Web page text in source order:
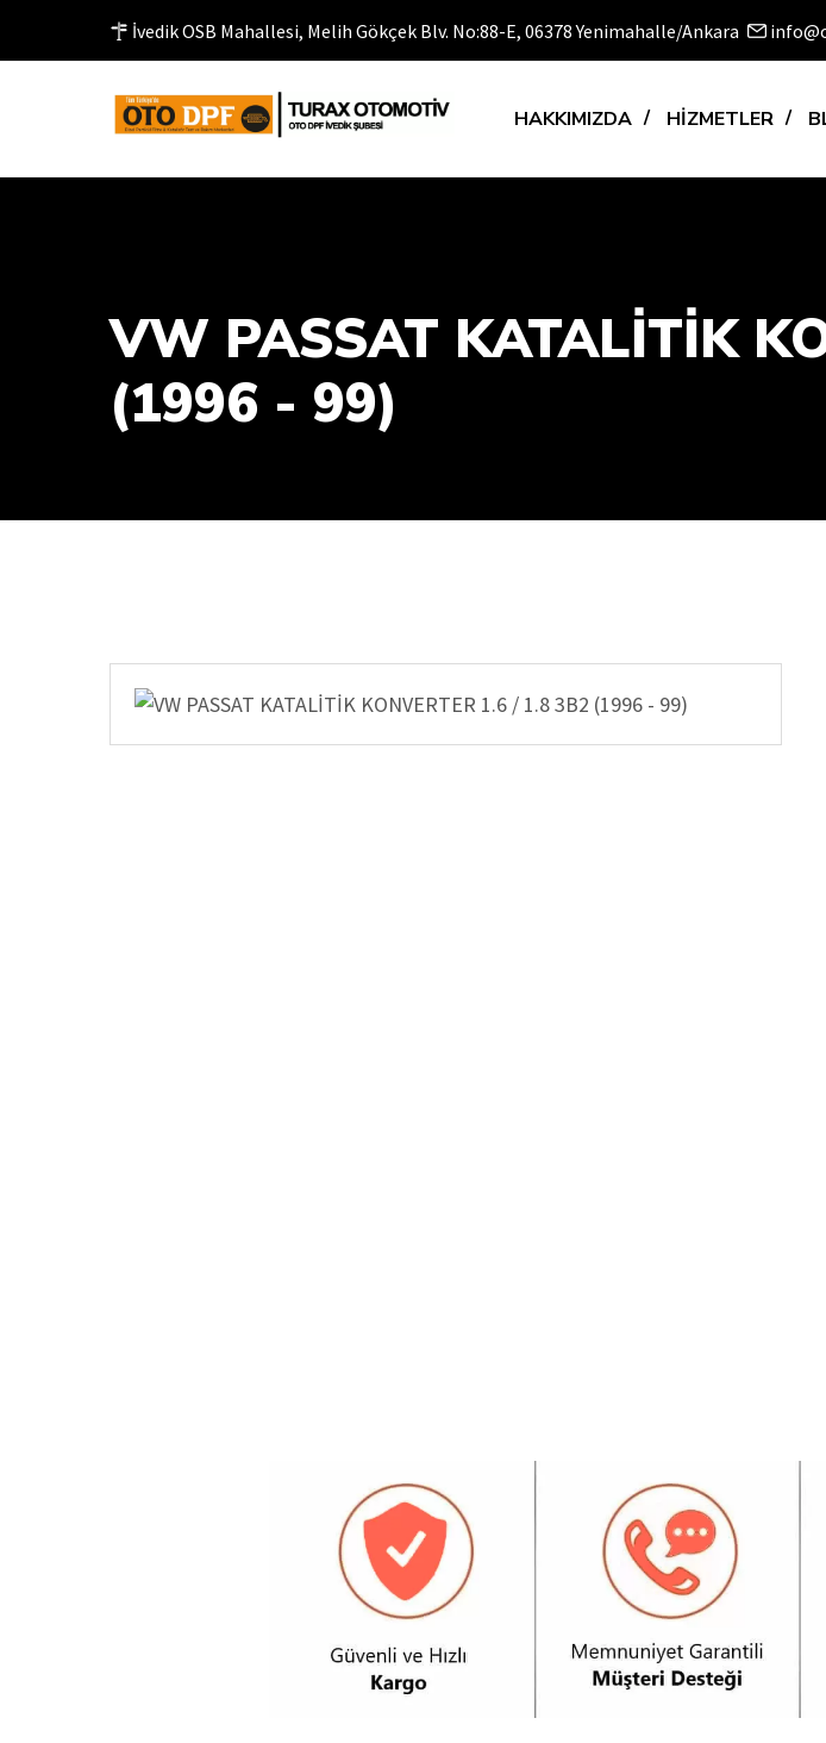
İvedik OSB Mahallesi, Melih Gökçek Blv. No:88-E, 06378 Yenimahalle/Ankara
HAKKIMIZDA HİZMETLER
VW PASSAT KATALİTİK
(1996 - 99)